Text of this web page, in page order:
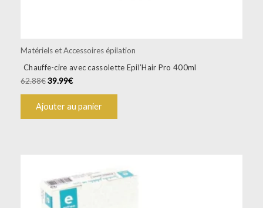
Matériels et Accessoires épilation
Chauffe-cire avec cassolette Epil’Hair Pro 400ml
62.88€39.99€
Ajouter au panier